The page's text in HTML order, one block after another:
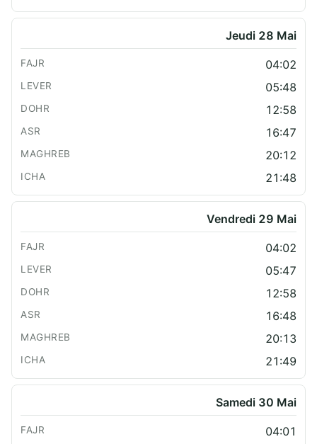
Jeudi 28 Mai
04:02
05:48
12:58
16:47
20:12
21:48
Vendredi 29 Mai
04:02
05:47
12:58
16:48
20:13
21:49
Samedi 30 Mai
04:01